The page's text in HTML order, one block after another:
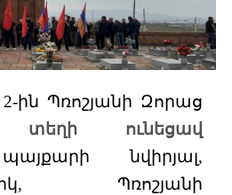
2-ին Պռոշյանի Զորաց
տեղի ունեցավ
նվիրյալ,
Պռոշյանի